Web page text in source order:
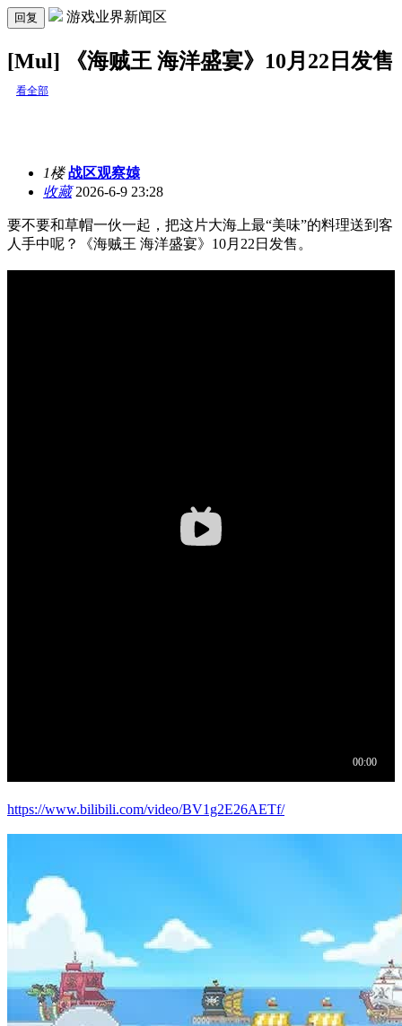
回复 游戏业界新闻区
[Mul] 《海贼王 海洋盛宴》10月22日发售
看全部
1楼 战区观察媴
收藏2026-6-9 23:28
要不要和草帽一伙一起，把这片大海上最“美味”的料理送到客
人手中呢？《海贼王 海洋盛宴》10月22日发售。
https://www.bilibili.com/video/BV1g2E26AETf/